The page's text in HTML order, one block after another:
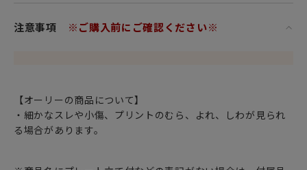
一人分のちょっとした食事をまとめて運んでトレイのまま食
す。
The Pattern Agency Meyerinksは
花柄のダイナミックな構図とコントラストが目を惹くデザイ
シックでアクセントになる柄がお好きな方にぴったりです。
注意事項 ※ご購入前にご確認ください※
【オーリーの商品について】
・細かなスレや小傷、プリントのむら、よれ、しわが見られ
る場合があります。